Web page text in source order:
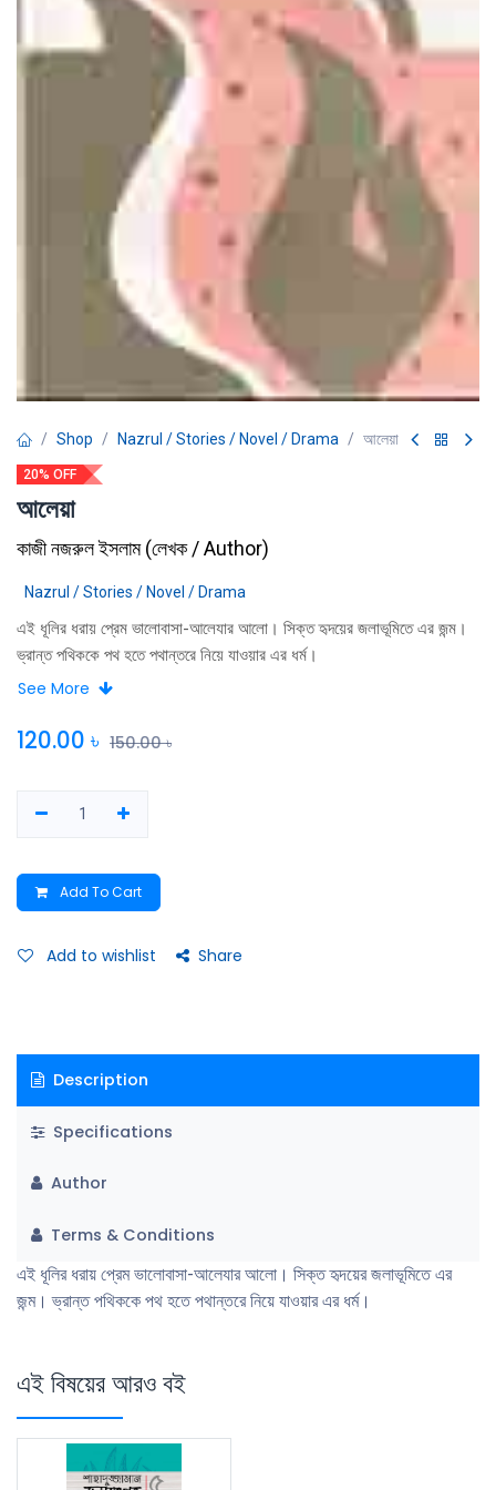
Shop Nazrul / Stories / Novel / Drama আলেয়া
20% OFF
আলেয়া
কাজী নজরুল ইসলাম(লেখক / Author)
Nazrul / Stories / Novel / Drama
এই ধূলির ধরায় প্রেম ভালোবাসা-আলেযার আলো। সিক্ত হৃদয়ের জলাভূমিতে এর জন্ম।
ভ্রান্ত পথিককে পথ হতে পথান্তরে নিয়ে যাওয়ার এর ধর্ম।
See More
120.00 ৳ 150.00৳
Add To Cart
Add to wishlist Share
Description
Specifications
Author
Terms & Conditions
এই ধূলির ধরায় প্রেম ভালোবাসা-আলেযার আলো। সিক্ত হৃদয়ের জলাভূমিতে এর
জন্ম। ভ্রান্ত পথিককে পথ হতে পথান্তরে নিয়ে যাওয়ার এর ধর্ম।
এই বিষয়ের আরও বই